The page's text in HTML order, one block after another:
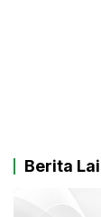
Berita